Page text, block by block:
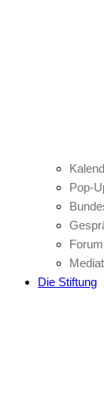
Pop-
Die Stiftung